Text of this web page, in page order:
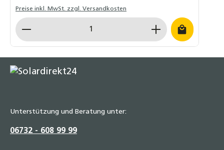
Befestigung für STI FINO Kollektoren Hochwertige
Verarbeitung für langfristigen Einsatz Einfache und
schnelle Montage ⚠️ Hinweis: Dieses Befestigungsset ist
ausschließlich für STI FINO Flachkollektoren geeignet. Für
Kollektoren anderer Hersteller ist dieses Set nicht
Preise inkl. MwSt. zzgl. Versandkosten
Produkt Anzahl: Gib den gewünschten Wert
Unterstützung und Beratung unter:
06732 - 608 99 99